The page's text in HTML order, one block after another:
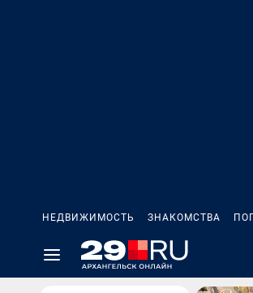
НЕДВИЖИМОСТЬ ЗНАКОМСТВА